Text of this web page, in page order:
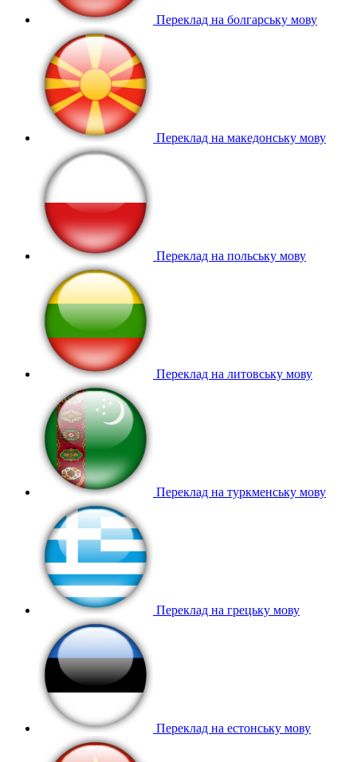
Переклад на болгарську мову
Переклад на македонську мову
Переклад на польську мову
Переклад на литовську мову
Переклад на туркменську мову
Переклад на грецьку мову
Переклад на естонську мову